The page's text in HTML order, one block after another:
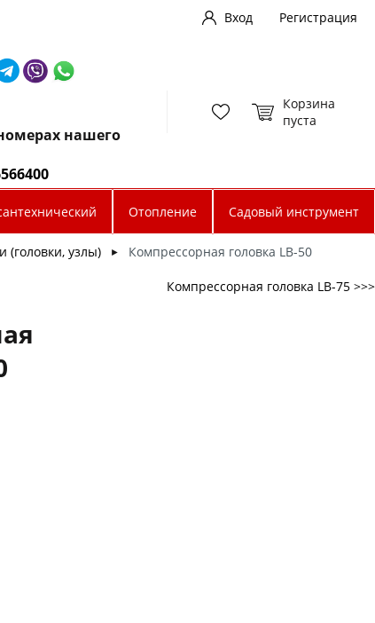
Вход
Регистрация
нашего
Корзина
пуста
Отопление Садовый инструмент
(головки, узлы) ► Компрессорная головка LB-50
Компрессорная головка LB-75 >>>